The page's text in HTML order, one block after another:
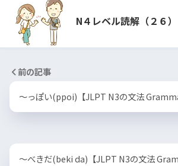
N４レベル読解（２６
前の記事
〜っぽい(ppoi)【JLPT N3の文法
〜べきだ(beki da)【JLPT N3の文法